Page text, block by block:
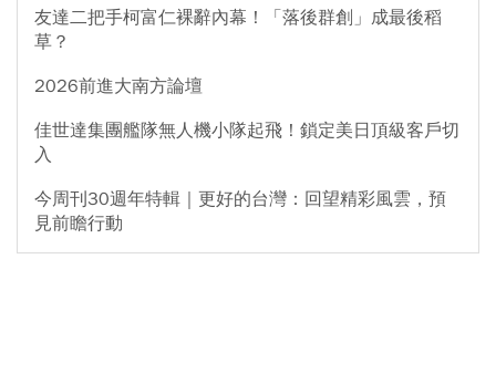
友達二把手柯富仁裸辭內幕！「落後群創」成最後稻
草？
2026前進大南方論壇
佳世達集團艦隊無人機小隊起飛！鎖定美日頂級客戶切
入
今周刊30週年特輯｜更好的台灣：回望精彩風雲，預
見前瞻行動